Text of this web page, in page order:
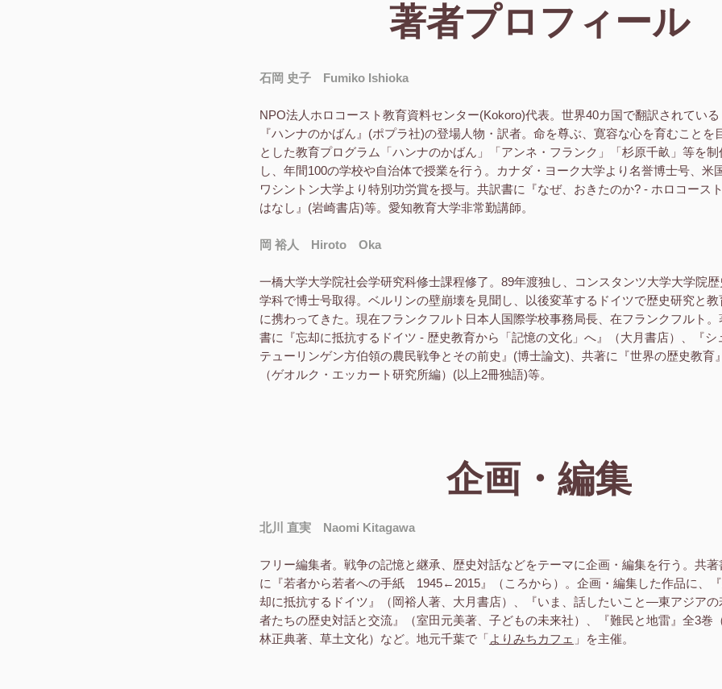
​著者プロフィール
石岡 史子 Fumiko Ishioka
NPO法人ホロコースト教育資料センター(Kokoro)代表。世界40カ国で翻訳されている
『ハンナのかばん』(ポプラ社)の登場人物・訳者。命を尊ぶ、寛容な心を育むことを
とした教育プログラム「ハンナのかばん」「アンネ・フランク」「杉原千畝」等を制
し、年間100の学校や自治体で授業を行う。カナダ・ヨーク大学より名誉博士号、米
ワシントン大学より特別功労賞を授与。共訳書に『なぜ、おきたのか? - ホロコース
はなし』(岩崎書店)等。愛知教育大学非常勤講師。
岡 裕人 Hiroto Oka
一橋大学大学院社会学研究科修士課程修了。89年渡独し、コンスタンツ大学大学院歴
学科で博士号取得。ベルリンの壁崩壊を見聞し、以後変革するドイツで歴史研究と教
に携わってきた。現在フランクフルト日本人国際学校事務局長、在フランクフルト。
書に『忘却に抵抗するドイツ - 歴史教育から「記憶の文化」へ』（大月書店）、『シ
テューリンゲン方伯領の農民戦争とその前史』(博士論文)、共著に『世界の歴史教育』
（ゲオルク・エッカート研究所編）(以上2冊独語)等。
企画・編集
北川 直実 Naomi Kitagawa
フリー編集者。戦争の記憶と継承、歴史対話などをテーマに企画・編集を行う。共著
に『若者から若者への手紙 1945←2015』（ころから）。企画・編集した作品に、
却に抵抗するドイツ』（岡裕人著、大月書店）、『いま、話したいこと―東アジアの
者たちの歴史対話と交流』（室田元美著、子どもの未来社）、『難民と地雷』全3巻
林正典著、草土文化）など。地元千葉で「よりみちカフェ 」を主催。